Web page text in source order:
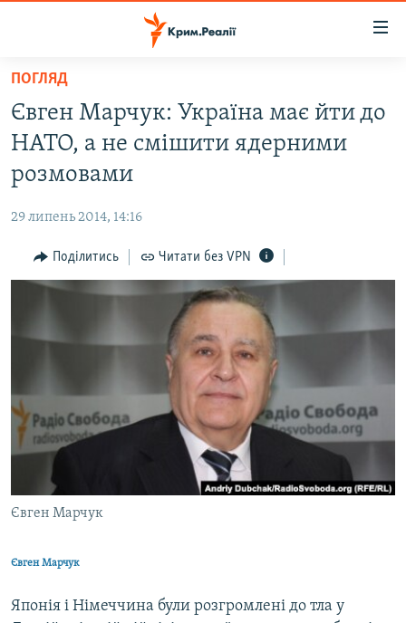
Перейти
основного
матеріалу
до
основної
Перейти
до
БЛОГИ
ПОГЛЯД
ІНТЕРВ'Ю
ВІДЕОУРОКИ «ELIFBE»
СВІДЧЕННЯ ОКУПАЦІЇ
УКРАЇНСЬКА ПРОБЛЕМА КРИМУ
ІНФОГРАФІКА
ЯК ОБІЙТИ БЛОКУВАННЯ
Русский
ДОЛУЧАЙСЯ!
Усі сайти RFE/RL
ПОГЛЯД
Євген Марчук: Україна має йти до
НАТО, а не смішити ядерними
розмовами
29 липень 2014, 14:16
Поділитись Читати без VPN
Євген Марчук
Євген Марчук
Японія і Німеччина були розгромлені до тла у